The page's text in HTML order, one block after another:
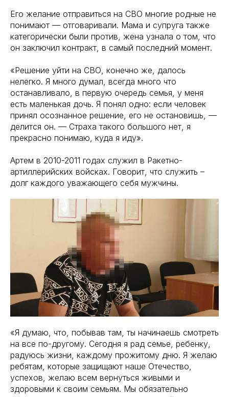
Его желание отправиться на СВО многие родные не
понимают — отговаривали. Мама и супруга также
категорически были против, жена узнала о том, что
он заключил контракт, в самый последний момент.
«Решение уйти на СВО, конечно же, далось
нелегко. Я много думал, всегда много что
останавливало, в первую очередь семья, у меня
есть маленькая дочь. Я понял одно: если человек
принял осознанное решение, его не остановишь, —
делится он. — Страха такого большого нет, я
прекрасно понимаю, куда я иду».
Артем в 2010-2011 годах служил в Ракетно-
артиллерийских войсках. Говорит, что служить –
долг каждого уважающего себя мужчины.
«Я думаю, что, побывав там, ты начинаешь смотреть
на все по-другому. Сегодня я рад семье, ребенку,
радуюсь жизни, каждому прожитому дню. Я желаю
ребятам, которые защищают наше Отечество,
успехов, желаю всем вернуться живыми и
здоровыми к своим семьям. Мы обязательно